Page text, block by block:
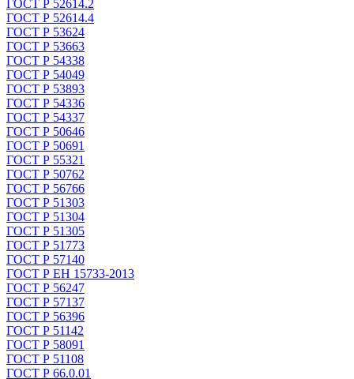
ГОСТ Р 52614.2
ГОСТ Р 52614.4
ГОСТ Р 53624
ГОСТ Р 53663
ГОСТ Р 54338
ГОСТ Р 54049
ГОСТ Р 53893
ГОСТ Р 54336
ГОСТ Р 54337
ГОСТ Р 50646
ГОСТ Р 50691
ГОСТ Р 55321
ГОСТ Р 50762
ГОСТ Р 56766
ГОСТ Р 51303
ГОСТ Р 51304
ГОСТ Р 51305
ГОСТ Р 51773
ГОСТ Р 57140
ГОСТ Р ЕН 15733-2013
ГОСТ Р 56247
ГОСТ Р 57137
ГОСТ Р 56396
ГОСТ Р 51142
ГОСТ Р 58091
ГОСТ Р 51108
ГОСТ Р 66.0.01